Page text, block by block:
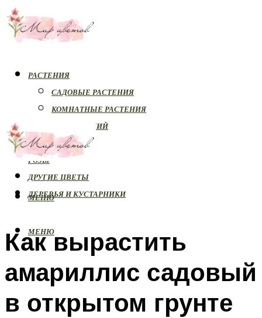
РАСТЕНИЯ
САДОВЫЕ РАСТЕНИЯ
КОМНАТНЫЕ РАСТЕНИЯ
БОЛЕЗНИ РАСТЕНИЙ
ОРХИДЕИ
РОЗЫ
ДРУГИЕ ЦВЕТЫ
ДЕРЕВЬЯ И КУСТАРНИКИ
МЕНЮ
МЕНЮ
Как вырастить
амариллис садовый
в открытом грунте